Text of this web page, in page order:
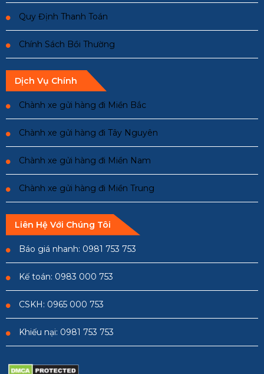
Quy Định Thanh Toán
Chính Sách Bồi Thường
Dịch Vụ Chính
Chành xe gửi hàng đi Miền Bắc
Chành xe gửi hàng đi Tây Nguyên
Chành xe gửi hàng đi Miền Nam
Chành xe gửi hàng đi Miền Trung
Liên Hệ Với Chúng Tôi
Báo giá nhanh: 0981 753 753
Kế toán: 0983 000 753
CSKH: 0965 000 753
Khiếu nại: 0981 753 753